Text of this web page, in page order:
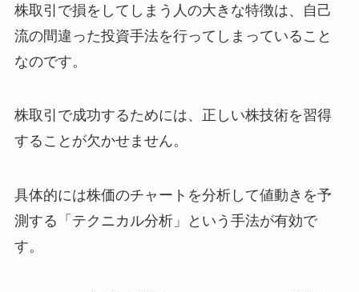
株取引で損をしてしまう人の大きな特徴は、自己
流の間違った投資手法を行ってしまっていること
なのです。
株取引で成功するためには、正しい株技術を習得
することが欠かせません。
具体的には株価のチャートを分析して値動きを予
測する「テクニカル分析」という手法が有効で
す。